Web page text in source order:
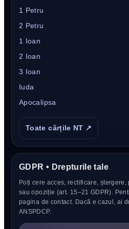
1 Petru
2 Petru
1 Ioan
2 Ioan
3 Ioan
Iuda
Apocalipsa
Toate cărțile NT ↗
GDPR • Drepturile tale
Poți cere acces, rectificare,
sau opoziție (art. 15–21 GDPR).
pagina de contact. Dacă e cazul, ai
ANSPDCP.